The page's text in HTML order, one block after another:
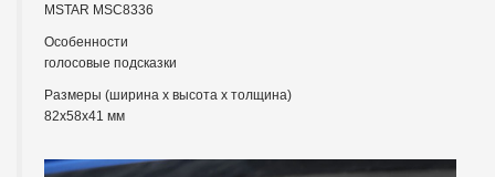
MSTAR MSC8336
Особенности
голосовые подсказки
Размеры (ширина x высота x толщина)
82x58x41 мм